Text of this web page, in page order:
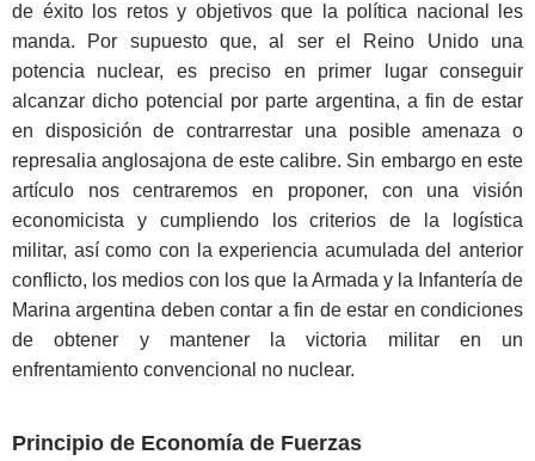
de éxito los retos y objetivos que la política nacional les
manda. Por supuesto que, al ser el Reino Unido una
potencia nuclear, es preciso en primer lugar conseguir
alcanzar dicho potencial por parte argentina, a fin de estar
en disposición de contrarrestar una posible amenaza o
represalia anglosajona de este calibre. Sin embargo en este
artículo nos centraremos en proponer, con una visión
economicista y cumpliendo los criterios de la logística
militar, así como con la experiencia acumulada del anterior
conflicto, los medios con los que la Armada y la Infantería de
Marina argentina deben contar a fin de estar en condiciones
de obtener y mantener la victoria militar en un
enfrentamiento convencional no nuclear.
Principio de Economía de Fuerzas